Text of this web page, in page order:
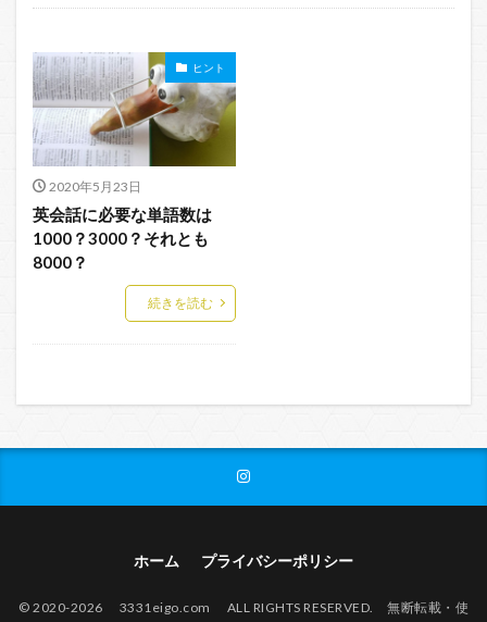
ヒント
2020年5月23日
英会話に必要な単語数は
1000？3000？それとも
8000？
続きを読む
ホーム プライバシーポリシー
© 2020-2026 3331eigo.com ALL RIGHTS RESERVED. 無断転載・使